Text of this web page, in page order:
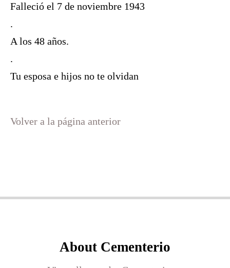
Falleció el 7 de noviembre 1943
.
A los 48 años.
.
Tu esposa e hijos no te olvidan
Volver a la página anterior
About Cementerio